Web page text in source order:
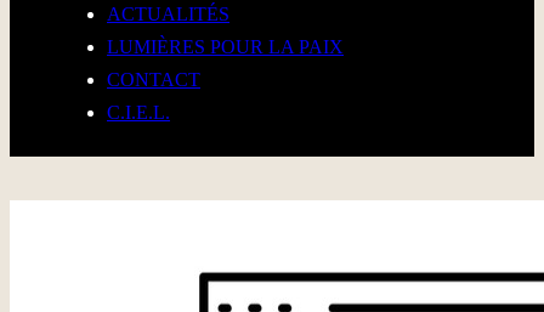
ACTUALITÉS
LUMIÈRES POUR LA PAIX
CONTACT
C.I.E.L.